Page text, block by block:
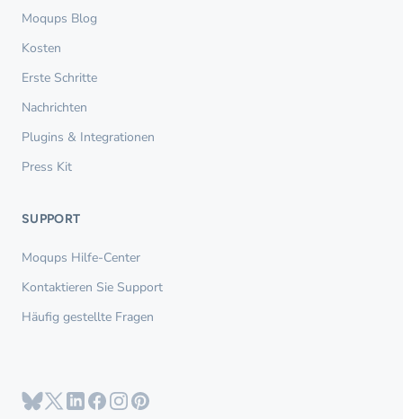
Moqups Blog
Kosten
Erste Schritte
Nachrichten
Plugins & Integrationen
Press Kit
SUPPORT
Moqups Hilfe-Center
Kontaktieren Sie Support
Häufig gestellte Fragen